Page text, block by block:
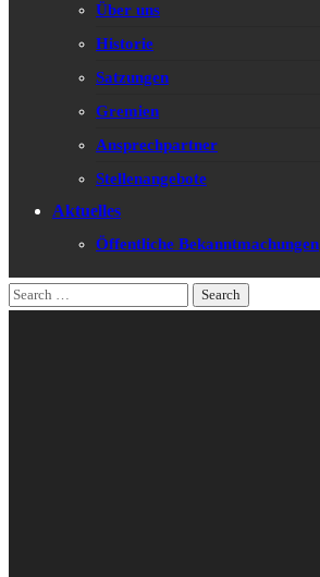
Über uns
Historie
Satzungen
Gremien
Ansprechpartner
Stellenangebote
Aktuelles
Öffentliche Bekanntmachungen